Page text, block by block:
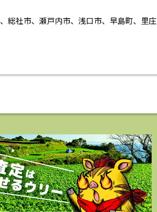
総社市、瀬戸内市、浅口市、早島町、里庄